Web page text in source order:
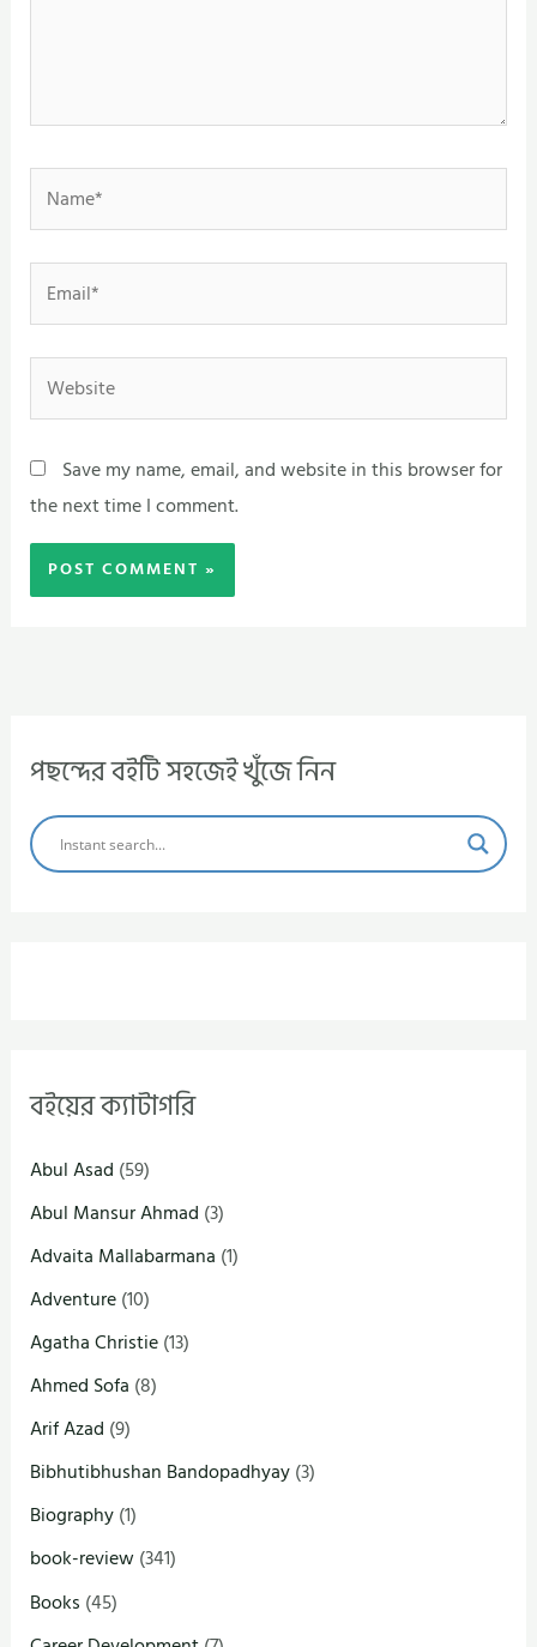
Name*
Email*
Website
Save my name, email, and website in this browser for
the next time I comment.
পছন্দের বইটি সহজেই খুঁজে নিন
বইয়ের ক্যাটাগরি
Abul Asad (59)
Abul Mansur Ahmad (3)
Advaita Mallabarmana (1)
Adventure(10)
Agatha Christie(13)
Ahmed Sofa (8)
Arif Azad (9)
Bibhutibhushan Bandopadhyay(3)
Biography(1)
book-review(341)
Books (45)